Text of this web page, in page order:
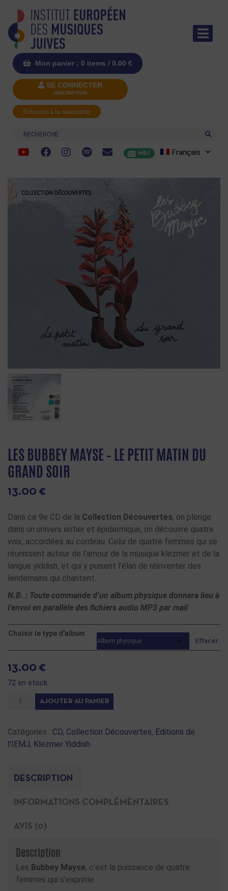
Mon panier : 0 items / 0.00 €
SE CONNECTER
INSCRIPTION
S'inscrire à la Newsletter
Recherche
MRJ Français
LES BUBBEY MAYSE – LE PETIT MATIN DU
GRAND SOIR
13.00 €
Dans ce 9e CD de la Collection Découvertes, on plonge
dans un univers entier et épidermique, on découvre quatre
voix, accordées au cordeau. Celui de quatre femmes qui se
réunissent autour de l’amour de la musique klezmer et de la
langue yiddish, et qui y puisent l’élan de réinventer des
lendemains qui chantent.
N.B. : Toute commande d’un album physique donnera lieu à
l’envoi en parallèle des fichiers audio MP3 par mail
Choisir le type d'album
Effacer
13.00 €
72 en stock
AJOUTER AU PANIER
Catégories : CD, Collection Découvertes, Editions de
l'IEMJ, Klezmer Yiddish
DESCRIPTION
INFORMATIONS COMPLÉMENTAIRES
AVIS (0)
Description
Les Bubbey Mayse, c’est la puissance de quatre
femmes qui s’exprime.